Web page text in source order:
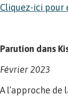
Cliquez-ici pour
Parution dans
Février 2023
A l’approche